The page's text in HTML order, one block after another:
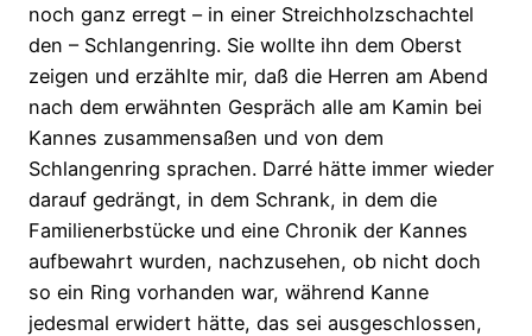
noch ganz erregt – in einer Streichholzschachtel
den – Schlangenring. Sie wollte ihn dem Oberst
zeigen und erzählte mir, daß die Herren am Abend
nach dem erwähnten Gespräch alle am Kamin bei
Kannes zusammensaßen und von dem
Schlangenring sprachen. Darré hätte immer wieder
darauf gedrängt, in dem Schrank, in dem die
Familienerbstücke und eine Chronik der Kannes
aufbewahrt wurden, nachzusehen, ob nicht doch
so ein Ring vorhanden war, während Kanne
jedesmal erwidert hätte, das sei ausgeschlossen,